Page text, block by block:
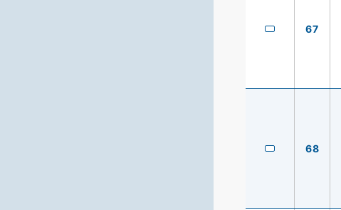
67
68